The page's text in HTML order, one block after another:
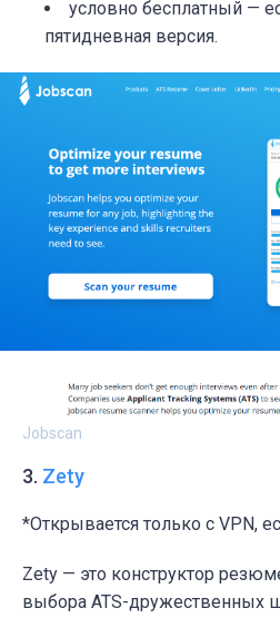
условно бесплатный —
пятидневная версия.
Jobscan
3. Zety
*Открывается только с VPN,
Zety — это конструктор
выбора ATS-дружественных